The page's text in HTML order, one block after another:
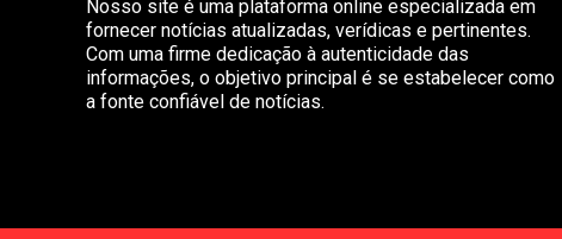
Nosso site é uma plataforma online especializada em
fornecer notícias atualizadas, verídicas e pertinentes.
Com uma firme dedicação à autenticidade das
informações, o objetivo principal é se estabelecer como
a fonte confiável de notícias.